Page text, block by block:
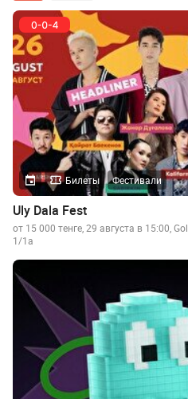
Билеты Фестивали
Uly Dala Fest
от 15 000 тенге, 29 августа в 15:00,
1/1а